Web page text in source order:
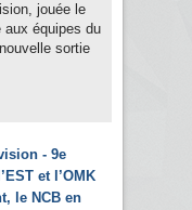
jouée le
aux équipes du
sortie
- 9e
et l’OMK
le NCB en